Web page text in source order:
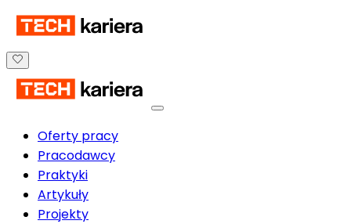
Oferty pracy
Pracodawcy
Praktyki
Artykuły
Projekty